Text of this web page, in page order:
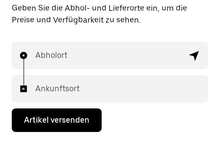
Geben Sie die Abhol- und Lieferorte ein, um die
Preise und Verfügbarkeit zu sehen.
Abholort
Ankunftsort
Artikel versenden